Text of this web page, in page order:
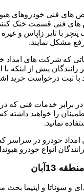
های فنی خودروهای
های فنی قسمت خنک
با تایر زاپاس و
مشکل نمایند.
که شرکت های امداد
پیش از اینکه
با ثبت درخواست خرید
در برابر خدمات فنی که
را خواهید داشته
نمائید.
امداد خودرو در سراسر
انواع خودرو